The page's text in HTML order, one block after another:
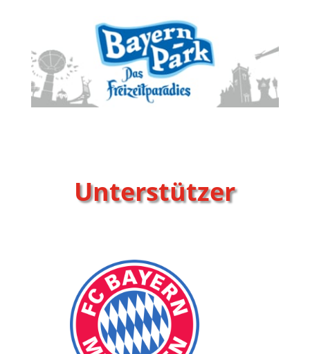
Unterstützer